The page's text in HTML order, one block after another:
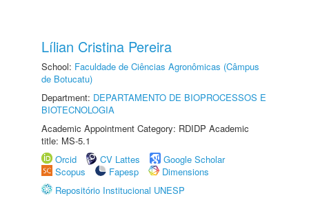
Lílian Cristina Pereira
School: Faculdade de Ciências Agronômicas (Câmpus
de Botucatu)
Department: DEPARTAMENTO DE BIOPROCESSOS E
BIOTECNOLOGIA
Academic Appointment Category: RDIDP Academic
title: MS-5.1
Orcid
CV Lattes
Google Scholar
Scopus
Fapesp
Dimensions
Repositório Institucional UNESP